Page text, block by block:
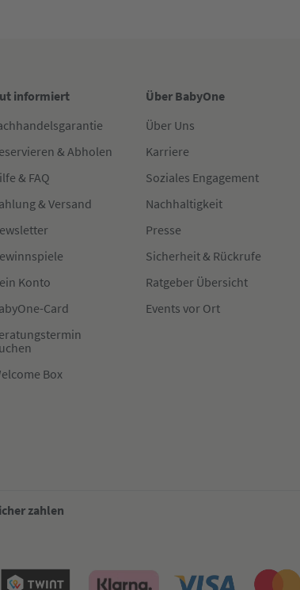
informiert
& Abholen
& FAQ
& Versand
Konto
Card
Box
Über BabyOne
Über Uns
Karriere
Soziales Engagement
Nachhaltigkeit
Presse
Sicherheit & Rückrufe
Ratgeber Übersicht
Events vor Ort
zahlen